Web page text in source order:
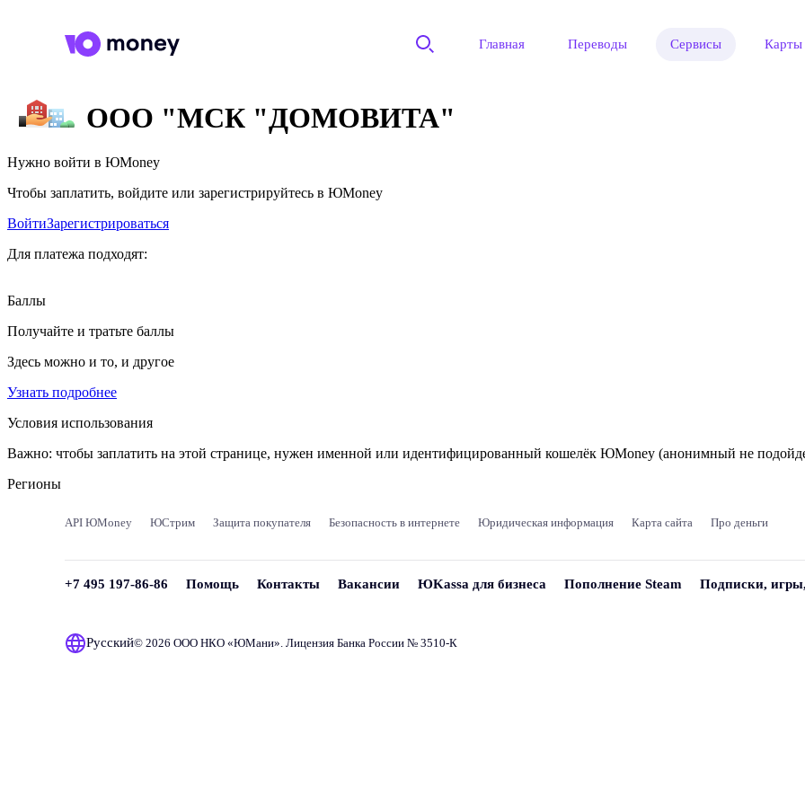
Главная Переводы Сервисы Карты
ООО "МСК "ДОМОВИТА"
Нужно войти в ЮMoney
Чтобы заплатить, войдите или зарегистрируйтесь в ЮMoney
ВойтиЗарегистрироваться
Для платежа подходят:
Баллы
Получайте и тратьте баллы
Здесь можно и то, и другое
Узнать подробнее
Условия использования
Важно: чтобы заплатить на этой странице, нужен именной или идентифицированный кошелёк ЮMoney (анонимный не
Регионы
API ЮMoney ЮСтрим Защита покупателя Безопасность в интернете Юридическая информация Карта сайта Про деньги
+7 495 197-86-86 Помощь Контакты Вакансии ЮKassa для бизнеса Пополнение Steam Подписки,
Русский© 2026 ООО НКО «ЮМани». Лицензия Банка России № 3510‑К